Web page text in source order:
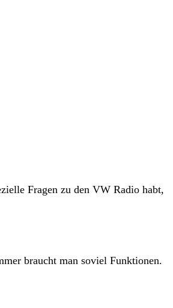
Fragen zu den VW Radio habt,
braucht man soviel Funktionen.